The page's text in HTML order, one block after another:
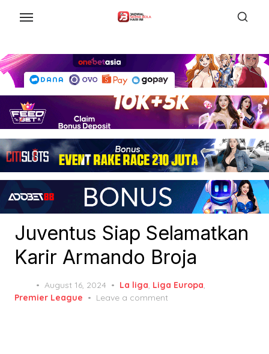
content
Juventus Siap Selamatkan
Karir Armando Broja
Posted
on
August 16, 2024 La liga, Liga Europa,
Premier League
Leave a comment